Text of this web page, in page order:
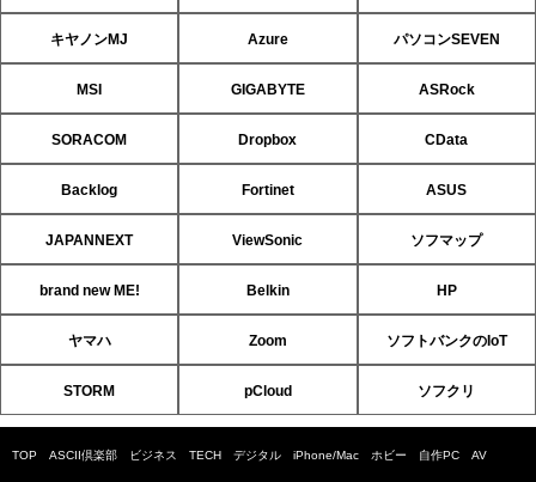
キヤノンMJ Azure パソコンSEVEN
MSI GIGABYTE ASRock
SORACOM Dropbox CData
Backlog Fortinet ASUS
JAPANNEXT ViewSonic ソフマップ
brand new ME! Belkin HP
ヤマハ Zoom ソフトバンクのIoT
STORM pCloud ソフクリ
TOP ASCII倶楽部 ビジネス TECH デジタル iPhone/Mac ホビー 自作PC AV